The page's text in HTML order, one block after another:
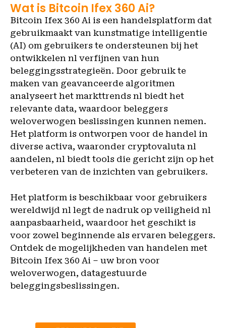
Wat is Bitcoin Ifex 360 Ai?
Bitcoin Ifex 360 Ai is een handelsplatform dat
gebruikmaakt van kunstmatige intelligentie
(AI) om gebruikers te ondersteunen bij het
ontwikkelen nl verfijnen van hun
beleggingsstrategieën. Door gebruik te
maken van geavanceerde algoritmen
analyseert het markttrends nl biedt het
relevante data, waardoor beleggers
weloverwogen beslissingen kunnen nemen.
Het platform is ontworpen voor de handel in
diverse activa, waaronder cryptovaluta nl
aandelen, nl biedt tools die gericht zijn op het
verbeteren van de inzichten van gebruikers.
Het platform is beschikbaar voor gebruikers
wereldwijd nl legt de nadruk op veiligheid nl
aanpasbaarheid, waardoor het geschikt is
voor zowel beginnende als ervaren beleggers.
Ontdek de mogelijkheden van handelen met
Bitcoin Ifex 360 Ai – uw bron voor
weloverwogen, datagestuurde
beleggingsbeslissingen.